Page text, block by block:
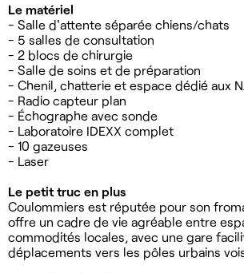
Le matériel
- Salle d'attente séparée chiens/chats
- 5 salles de consultation
- 2 blocs de chirurgie
- Salle de soins et de préparation
- Chenil, chatterie et espace dédié aux
- Radio capteur plan
- Échographe avec sonde
- Laboratoire IDEXX complet
- 10 gazeuses
- Laser
Le petit truc en plus
Coulommiers est réputée pour son
offre un cadre de vie agréable entre
commodités locales, avec une gare
déplacements vers les pôles urbains